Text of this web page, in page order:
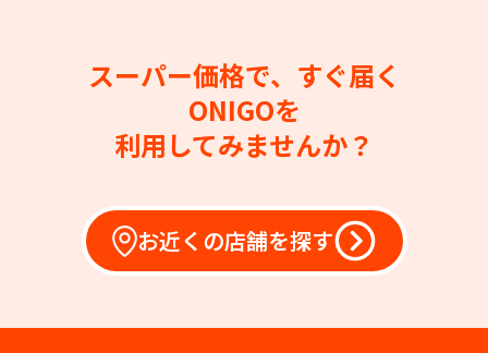
スーパー価格で、すぐ届く
ONIGOを
利用してみませんか？
お近くの店舗を探す